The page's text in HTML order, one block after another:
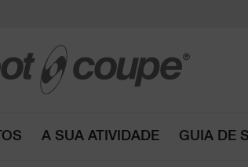
A SUA ATIVIDADE GUIA DE